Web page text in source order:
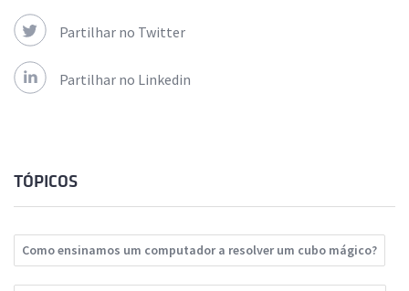
Partilhar no Twitter
Partilhar no Linkedin
TÓPICOS
Como ensinamos um computador a resolver um cubo mágico?